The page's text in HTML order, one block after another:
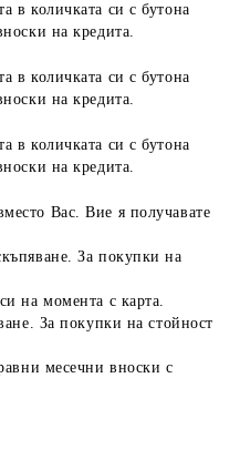
в количката си с бутона
на кредита.
в количката си с бутона
на кредита.
в количката си с бутона
на кредита.
Вас. Вие я получавате
За покупки на
на момента с карта.
За покупки на стойност
месечни вноски с